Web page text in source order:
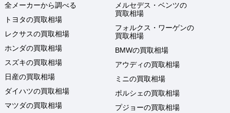
全メーカーから調べる
トヨタの買取相場
レクサスの買取相場
ホンダの買取相場
スズキの買取相場
日産の買取相場
ダイハツの買取相場
マツダの買取相場
メルセデス・ベンツの
買取相場
フォルクス・ワーゲンの
買取相場
BMWの買取相場
アウディの買取相場
ミニの買取相場
ポルシェの買取相場
プジョーの買取相場